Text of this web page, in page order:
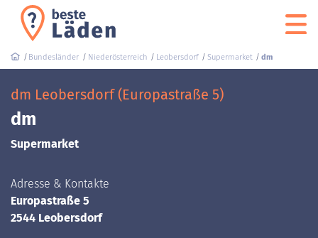
Bundesländer Niederösterreich Leobersdorf Supermarket dm
dm Leobersdorf (Europastraße 5)
dm
Supermarket
Adresse & Kontakte
Europastraße 5
2544 Leobersdorf